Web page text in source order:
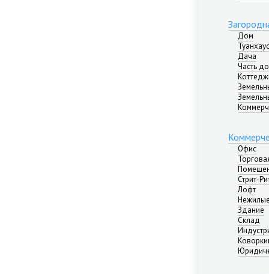
Дом
Туанхаус
Дача
Часть
Офис
Стрит-
Лофт
Здание
Склад